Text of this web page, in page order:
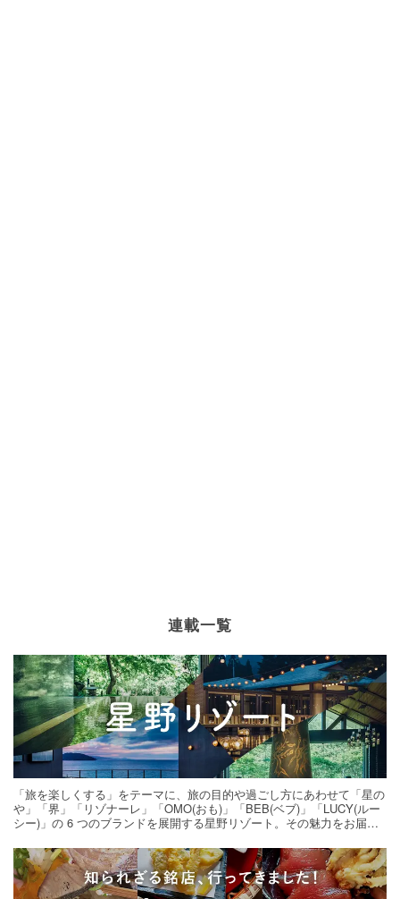
連載一覧
「旅を楽しくする」をテーマに、旅の目的や過ごし方にあわせて「星の
や」「界」「リゾナーレ」「OMO(おも)」「BEB(ベブ)」「LUCY(ルー
シー)」の 6 つのブランドを展開する星野リゾート。その魅力をお届け